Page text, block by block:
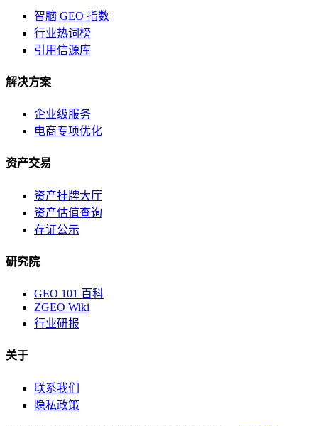
智脑 GEO 指数
行业热词榜
引用信源库
解决方案
企业级服务
电商专项优化
资产交易
资产挂牌大厅
资产估值查询
存证公示
研究院
GEO 101 百科
ZGEO Wiki
行业研报
关于
联系我们
隐私政策